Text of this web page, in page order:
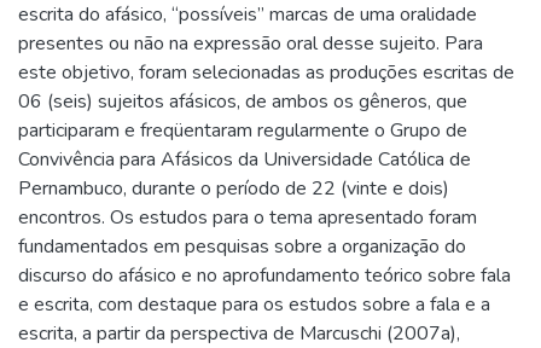
escrita do afásico, “possíveis” marcas de uma oralidade
presentes ou não na expressão oral desse sujeito. Para
este objetivo, foram selecionadas as produções escritas de
06 (seis) sujeitos afásicos, de ambos os gêneros, que
participaram e freqüentaram regularmente o Grupo de
Convivência para Afásicos da Universidade Católica de
Pernambuco, durante o período de 22 (vinte e dois)
encontros. Os estudos para o tema apresentado foram
fundamentados em pesquisas sobre a organização do
discurso do afásico e no aprofundamento teórico sobre fala
e escrita, com destaque para os estudos sobre a fala e a
escrita, a partir da perspectiva de Marcuschi (2007a),